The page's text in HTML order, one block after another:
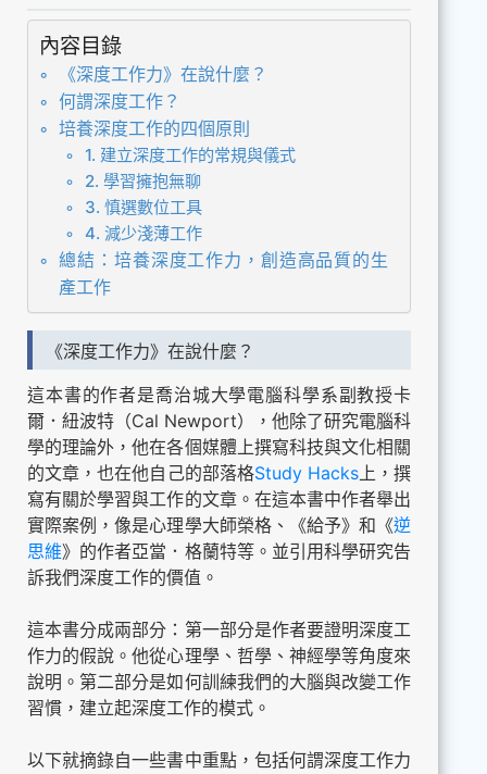
內容目錄
《深度工作力》在說什麼？
何謂深度工作？
培養深度工作的四個原則
1. 建立深度工作的常規與儀式
2. 學習擁抱無聊
3. 慎選數位工具
4. 減少淺薄工作
總結：培養深度工作力，創造高品質的生
產工作
《深度工作力》在說什麼？
這本書的作者是喬治城大學電腦科學系副教授卡
爾．紐波特（Cal Newport），他除了研究電腦科
學的理論外，他在各個媒體上撰寫科技與文化相關
的文章，也在他自己的部落格Study Hacks上，撰
寫有關於學習與工作的文章。在這本書中作者舉出
實際案例，像是心理學大師榮格、《給予》和《逆
思維》的作者亞當．格蘭特等。並引用科學研究告
訴我們深度工作的價值。
這本書分成兩部分：第一部分是作者要證明深度工
作力的假說。他從心理學、哲學、神經學等角度來
說明。第二部分是如何訓練我們的大腦與改變工作
習慣，建立起深度工作的模式。
以下就摘錄自一些書中重點，包括何謂深度工作力